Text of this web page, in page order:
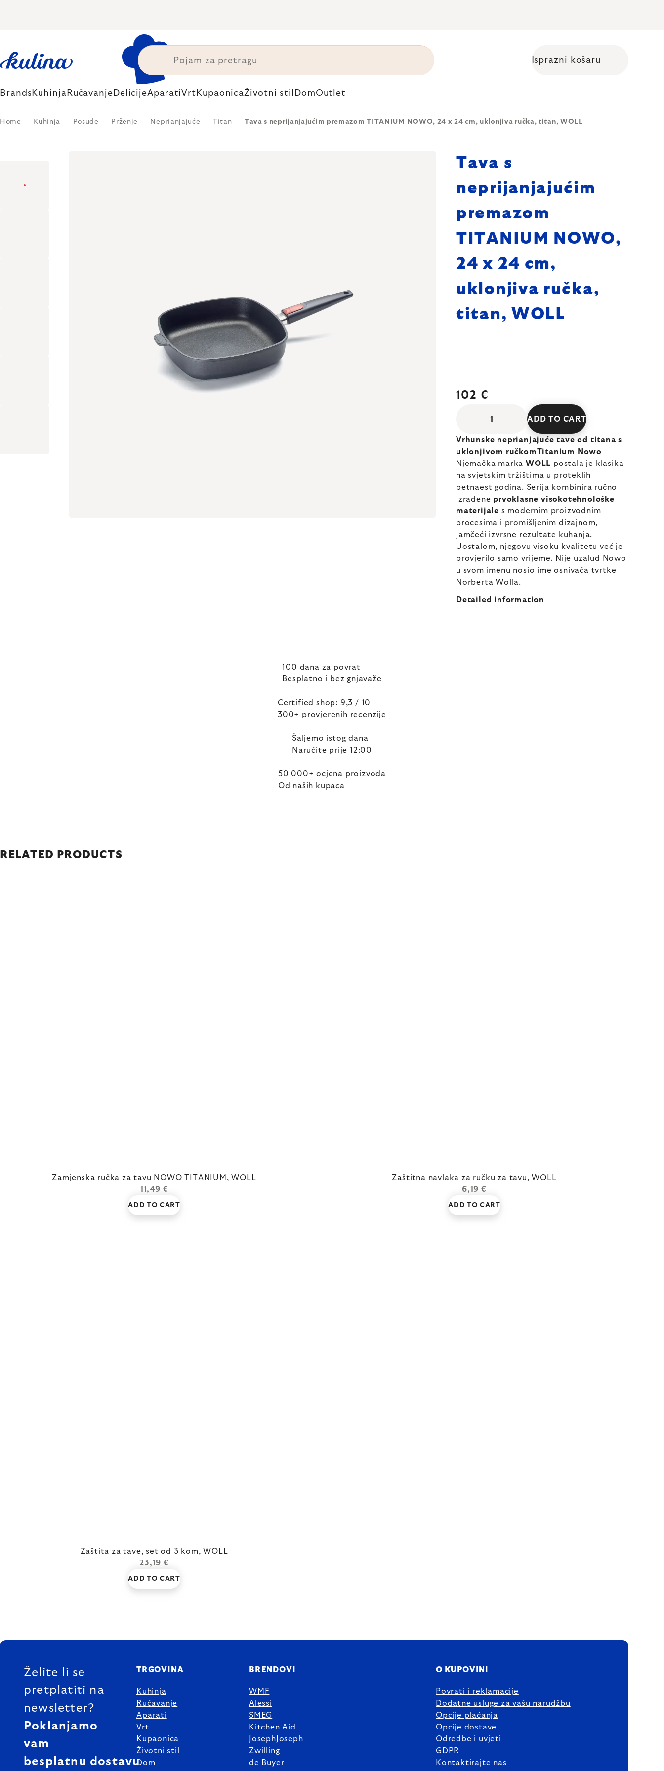
Isprazni košaru
Brands Kuhinja Ručavanje DelicijeAparatiVrt KupaonicaŽivotni stil DomOutlet
Home Kuhinja Posude Prženje Neprianjajuće Titan Tava s neprijanjajućim premazom TITANIUM NOWO, 24 x 24 cm, uklonjiva ručka, titan, WOLL
Tava s
neprijanjajućim
premazom
TITANIUM NOWO,
24 x 24 cm,
uklonjiva ručka,
titan, WOLL
102 €
ADD TO CART
Vrhunske neprianjajuće tave od titana s
uklonjivom ručkomTitanium Nowo
Njemačka marka WOLL postala je klasika
na svjetskim tržištima u proteklih
petnaest godina. Serija kombinira ručno
izrađene prvoklasne visokotehnološke
materijale s modernim proizvodnim
procesima i promišljenim dizajnom,
jamčeći izvrsne rezultate kuhanja.
Uostalom, njegovu visoku kvalitetu već je
provjerilo samo vrijeme. Nije uzalud Nowo
u svom imenu nosio ime osnivača tvrtke
Norberta Wolla.
Detailed information
100 dana za povrat
Besplatno i bez gnjavaže
Certified shop: 9,3 / 10
300+ provjerenih recenzije
Šaljemo istog dana
Naručite prije 12:00
50 000+ ocjena proizvoda
Od naših kupaca
RELATED PRODUCTS
Zamjenska ručka za tavu NOWO TITANIUM, WOLL
11,49 €
ADD TO CART
Zaštitna navlaka za ručku za tavu, WOLL
6,19 €
ADD TO CART
Zaštita za tave, set od 3 kom, WOLL
23,19 €
ADD TO CART
FOOTER
Želite li se
pretplatiti na
newsletter?
Poklanjamo
vam
besplatnu dostavu
TRGOVINA
Kuhinja
Ručavanje
Aparati
Vrt
Kupaonica
Životni stil
Dom
BRENDOVI
WMF
Alessi
SMEG
Kitchen Aid
JosephJoseph
Zwilling
de Buyer
O KUPOVINI
Povrati i reklamacije
Dodatne usluge za vašu narudžbu
Opcije plaćanja
Opcije dostave
Odredbe i uvjeti
GDPR
Kontaktirajte nas